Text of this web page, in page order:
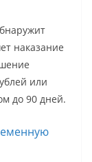
наказание
или
до 90 дней.